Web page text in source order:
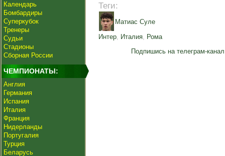
Календарь
Бомбардиры
Суперкубок
Тренеры
Судьи
Стадионы
Сборная России
ЧЕМПИОНАТЫ:
Англия
Германия
Испания
Италия
Франция
Нидерланды
Португалия
Турция
Беларусь
Теги:
Матиас Суле
Интер, Италия, Рома
Подпишись на телеграм-